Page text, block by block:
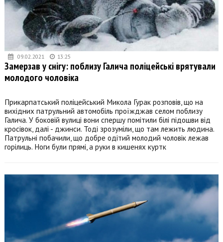
09.02.2021 13:25
Замерзав у снігу: поблизу Галича поліцейські врятували
молодого чоловіка
Прикарпатський поліцейський Микола Гурак розповів, що на
вихідних патрульний автомобіль проїжджав селом поблизу
Галича. У боковій вулиці вони спершу помітили білі підошви від
кросівок, далі - джинси. Тоді зрозуміли, що там лежить людина.
Патрульні побачили, що добре одітий молодий чоловік лежав
горілиць. Ноги були прямі, а руки в кишенях куртк